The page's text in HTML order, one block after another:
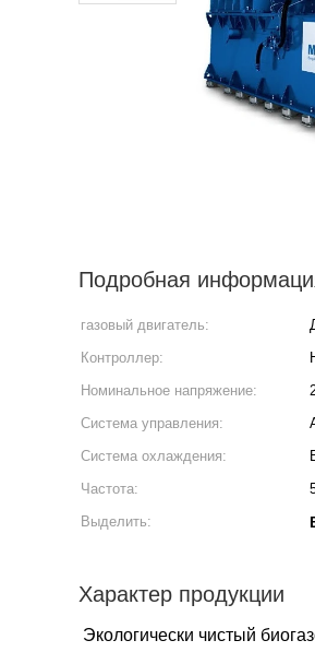
Подробная
газовый двигатель:
Контроллер:
Номинальное напряжение:
Система управления:
Система охлаждения:
Частота:
Выделить:
Характер продукции
Экологически чистый